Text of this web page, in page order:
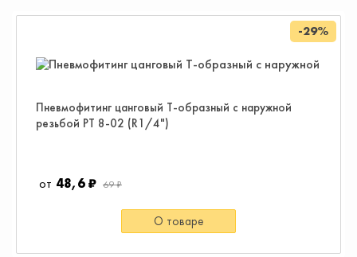
Пневмофитинг цанговый Т-образный с наружной
резьбой PТ 8-02 (R1/4")
-29%
48,6 ₽ 69 ₽
О товаре